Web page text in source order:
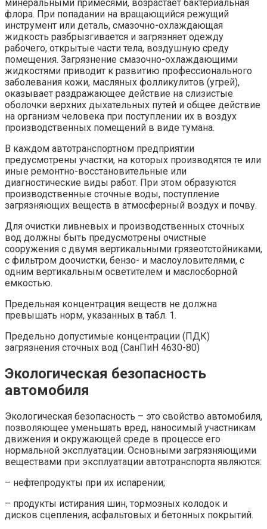
минеральными примесями, возрастает бактериальная
флора. При попадании на вращающийся режущий
инструмент или деталь, смазочно-охлаждающая
жидкость разбрызгивается и загрязняет одежду
рабочего, открытые части тела, воздушную среду
помещения. Загрязнение смазочно-охлаждающими
жидкостями приводит к развитию профессионального
заболевания кожи, масляных фолликулитов (угрей),
оказывает раздражающее действие на слизистые
оболочки верхних дыхательных путей и общее действие
на организм человека при поступлении их в воздух
производственных помещений в виде тумана.
В каждом автотранспортном предприятии
предусмотрены участки, на которых производятся те или
иные ремонтно-восстановительные или
диагностические виды работ. При этом образуются
производственные сточные воды, поступление
загрязняющих веществ в атмосферный воздух и почву.
Для очистки ливневых и производственных сточных
вод должны быть предусмотрены очистные
сооружения с двумя вертикальными грязеотстойниками,
с фильтром доочистки, бензо- и маслоуловителями, с
одним вертикальным осветителем и маслосборной
емкостью.
Предельная концентрация веществ не должна
превышать норм, указанных в табл. 1.
Предельно допустимые концентрации (ПДК)
загрязнения сточных вод (СанПиН 4630-80)
Экологическая безопасность
автомобиля
Экологическая безопасность – это свойство автомобиля,
позволяющее уменьшать вред, наносимый участникам
движения и окружающей среде в процессе его
нормальной эксплуатации. Основными загрязняющими
веществами при эксплуатации автотранспорта являются:
– нефтепродукты при их испарении;
– продукты истирания шин, тормозных колодок и
дисков сцепления, асфальтовых и бетонных покрытий.